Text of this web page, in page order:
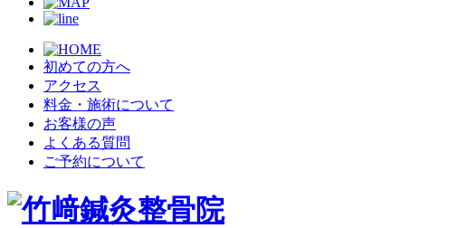
初めての方へ
アクセス
料金・施術について
お客様の声
よくある質問
ご予約について